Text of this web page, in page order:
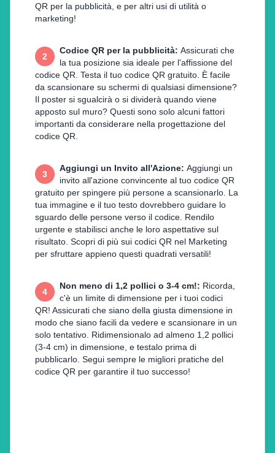
QR per la pubblicità, e per altri usi di utilità o
marketing!
2
Codice QR per la pubblicità: Assicurati che
la tua posizione sia ideale per l'affissione del
codice QR. Testa il tuo codice QR gratuito. È facile
da scansionare su schermi di qualsiasi dimensione?
Il poster si sgualcirà o si dividerà quando viene
apposto sul muro? Questi sono solo alcuni fattori
importanti da considerare nella progettazione del
codice QR.
3
Aggiungi un Invito all'Azione: Aggiungi un
invito all'azione convincente al tuo codice QR
gratuito per spingere più persone a scansionarlo. La
tua immagine e il tuo testo dovrebbero guidare lo
sguardo delle persone verso il codice. Rendilo
urgente e stabilisci anche le loro aspettative sul
risultato. Scopri di più sui codici QR nel Marketing
per sfruttare appieno questi quadrati versatili!
4
Non meno di 1,2 pollici o 3-4 cm!: Ricorda,
c'è un limite di dimensione per i tuoi codici
QR! Assicurati che siano della giusta dimensione in
modo che siano facili da vedere e scansionare in un
solo tentativo. Ridimensionalo ad almeno 1,2 pollici
(3-4 cm) in dimensione, e testalo prima di
pubblicarlo. Segui sempre le migliori pratiche del
codice QR per garantire il tuo successo!